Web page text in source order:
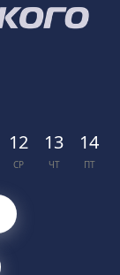
12
СР
13
ЧТ
14
ПТ